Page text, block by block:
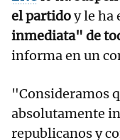
el partidoy le ha
inmediata" de
informa en un
"Consideramos
absolutamente
republicanos y